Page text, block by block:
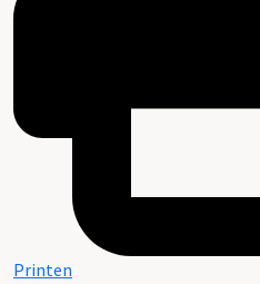
Printen